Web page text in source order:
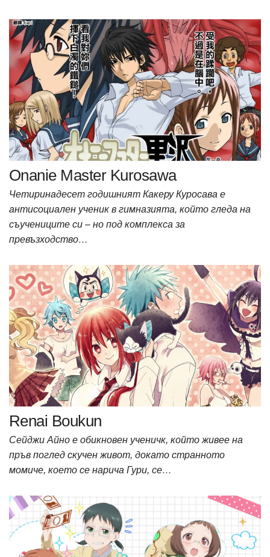
Onanie Master Kurosawa
Четиринадесет годишният Какеру Куросава е
антисоциален ученик в гимназията, който гледа на
съучениците си – но под комплекса за
превъзходство…
Renai Boukun
Сейджи Айно е обикновен ученичк, който живее на
пръв поглед скучен живот, докато странното
момиче, което се нарича Гури, се…